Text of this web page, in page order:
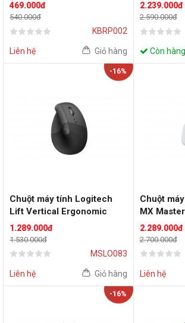
469.000đ
540.000đ
KBRP002
Liên hệ Giỏ hàng
2.239.000đ
2.590.000đ
Còn hàng
-16%
Chuột máy tính Logitech
Lift Vertical Ergonomic
Wireless (Granphite)
1.289.000đ
1.530.000đ
MSLO083
Liên hệ Giỏ hàng
Chuột
MX
(Pale Grey)
2.289.000đ
2.700.000đ
Liên hệ
-16%